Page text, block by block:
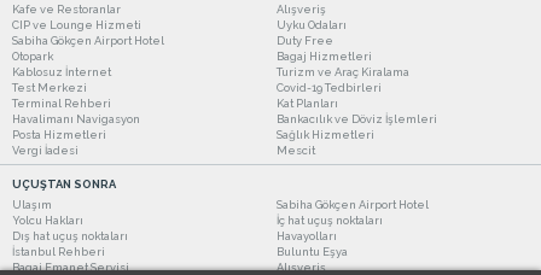
Kafe ve Restoranlar
Alışveriş
CIP ve Lounge Hizmeti
Uyku Odaları
Sabiha Gökçen Airport Hotel
Duty Free
Otopark
Bagaj Hizmetleri
Kablosuz İnternet
Turizm ve Araç Kiralama
Test Merkezi
Covid-19 Tedbirleri
Terminal Rehberi
Kat Planları
Havalimanı Navigasyon
Bankacılık ve Döviz İşlemleri
Posta Hizmetleri
Sağlık Hizmetleri
Vergi İadesi
Mescit
UÇUŞTAN SONRA
Ulaşım
Sabiha Gökçen Airport Hotel
Yolcu Hakları
İç hat uçuş noktaları
Dış hat uçuş noktaları
Havayolları
İstanbul Rehberi
Buluntu Eşya
Bagaj Emanet Servisi
Alışveriş